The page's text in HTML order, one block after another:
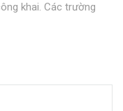
khai. Các trường